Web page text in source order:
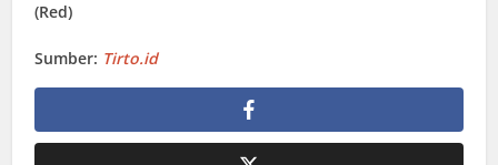
(Red)
Sumber: Tirto.id